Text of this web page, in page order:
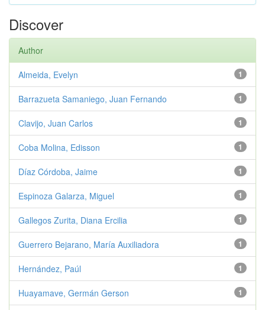
Discover
Author
1
Almeida, Evelyn
1
Barrazueta Samaniego, Juan Fernando
1
Clavijo, Juan Carlos
1
Coba Molina, Edisson
1
Díaz Córdoba, Jaime
1
Espinoza Galarza, Miguel
1
Gallegos Zurita, Diana Ercilia
1
Guerrero Bejarano, María Auxiliadora
1
Hernández, Paúl
1
Huayamave, Germán Gerson